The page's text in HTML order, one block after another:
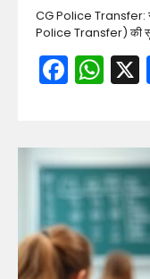
CG Police Transfer:
Police Transfer) की